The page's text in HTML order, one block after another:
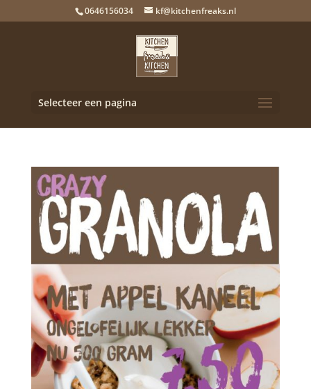
0646156034 kf@kitchenfreaks.nl
Selecteer een pagina